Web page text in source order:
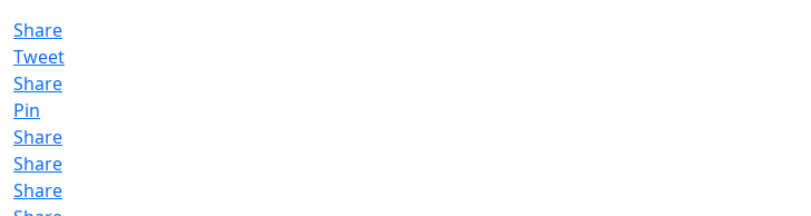
Share
Tweet
Share
Pin
Share
Share
Share